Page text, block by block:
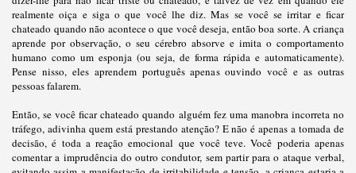
realmente oiça e siga o que você lhe diz. Mas se você se irritar e ficar
chateado quando não acontece o que você deseja, então boa sorte. A criança
aprende por observação, o seu cérebro absorve e imita o comportamento
humano como um esponja (ou seja, de forma rápida e automaticamente).
Pense nisso, eles aprendem português apenas ouvindo você e as outras
pessoas falarem.
Então, se você ficar chateado quando alguém fez uma manobra incorreta no
tráfego, adivinha quem está prestando atenção? E não é apenas a tomada de
decisão, é toda a reação emocional que você teve. Você poderia apenas
comentar a imprudência do outro condutor, sem partir para o ataque verbal,